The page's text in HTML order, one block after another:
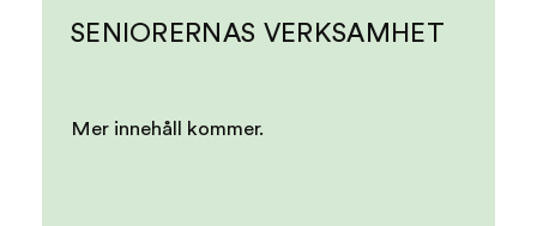
SENIORERNAS VERKSAMHET
Mer innehåll kommer.